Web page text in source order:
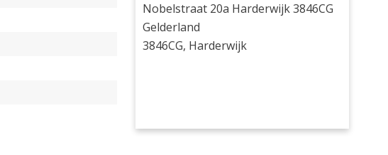
Nobelstraat 20a Harderwijk 3846CG
Gelderland
3846CG, Harderwijk